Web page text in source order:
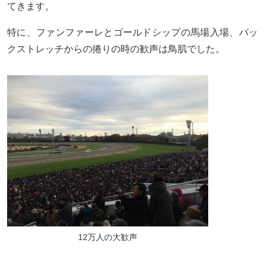
てきます。
特に、ファンファーレとゴールドシップの馬場入場、バッ
クストレッチからの捲りの時の歓声は鳥肌でした。
12万人の大歓声